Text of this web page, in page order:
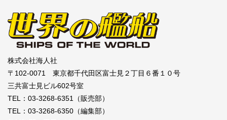
株式会社海人社
〒102-0071 東京都千代田区富士見２丁目６番１０号
三共富士見ビル602号室
TEL：03-3268-6351（販売部）
TEL：03-3268-6350（編集部）